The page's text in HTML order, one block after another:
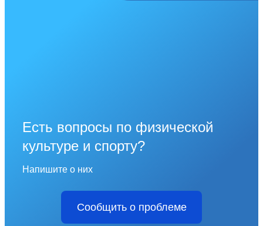
Есть вопросы по физической
культуре и спорту?
Напишите о них
Сообщить о проблеме